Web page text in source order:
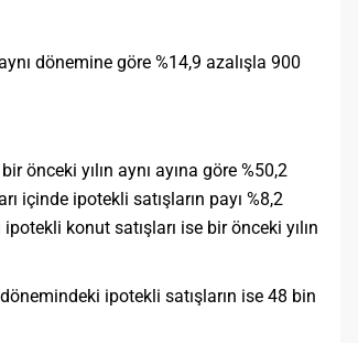
dönemine göre %14,9 azalışla 900
önceki yılın aynı ayına göre %50,2
içinde ipotekli satışların payı %8,2
konut satışları ise bir önceki yılın
ipotekli satışların ise 48 bin